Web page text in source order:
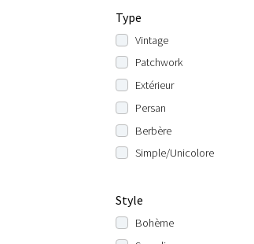
Type
Vintage
Patchwork
Extérieur
Persan
Berbère
Simple/Unicolore
Style
Bohème